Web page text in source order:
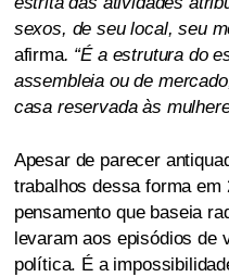
sexos, de seu local, seu
afirma. “É a estrutura do
assembleia ou de
casa reservada às
Apesar de parecer
trabalhos dessa forma em
pensamento que baseia
levaram aos episódios de
política. É a